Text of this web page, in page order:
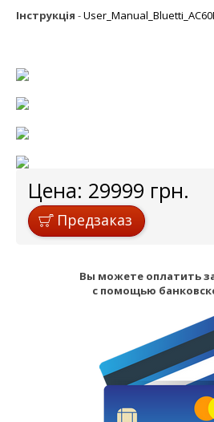
Інструкція -
Цена: 29999 грн.
Предзаказ
Вы можете оплатить
с помощью